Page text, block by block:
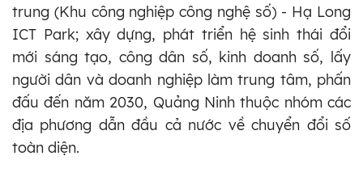
trung (Khu công nghiệp công nghệ số) - Hạ Long
ICT Park; xây dựng, phát triển hệ sinh thái đổi
mới sáng tạo, công dân số, kinh doanh số, lấy
người dân và doanh nghiệp làm trung tâm, phấn
đấu đến năm 2030, Quảng Ninh thuộc nhóm các
địa phương dẫn đầu cả nước về chuyển đổi số
toàn diện.